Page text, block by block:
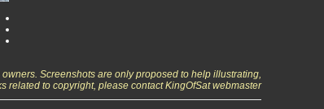
Screenshots are only proposed to help illustrating,
to copyright, please contact KingOfSat webmaster.